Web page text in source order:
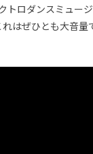
トロダンスミュー
はぜひとも大音量